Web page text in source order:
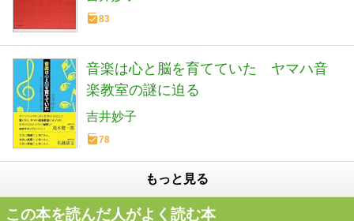
83
音楽は心と脳を育てていた ヤマハ音
楽教室の謎に迫る
吉井妙子
78
もっと見る
この本を読んだ人がよく読む本